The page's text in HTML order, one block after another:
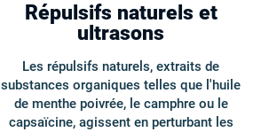
Répulsifs naturels et
ultrasons
Les répulsifs naturels, extraits de
substances organiques telles que l'huile
de menthe poivrée, le camphre ou le
capsaïcine, agissent en perturbant les